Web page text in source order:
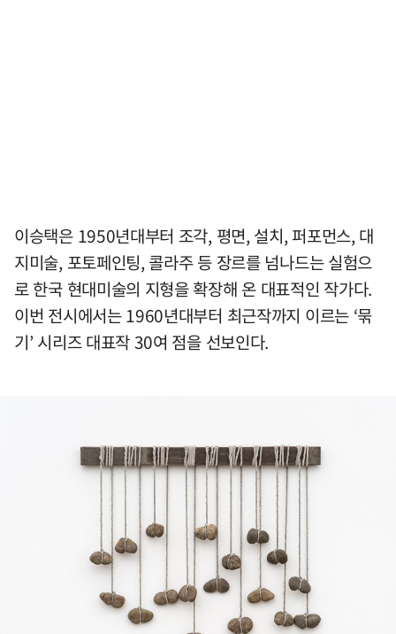
이승택은 1950년대부터 조각, 평면, 설치, 퍼포먼스, 대
지미술, 포토페인팅, 콜라주 등 장르를 넘나드는 실험으
로 한국 현대미술의 지형을 확장해 온 대표적인 작가다.
이번 전시에서는 1960년대부터 최근작까지 이르는 ‘묶
기’ 시리즈 대표작 30여 점을 선보인다.